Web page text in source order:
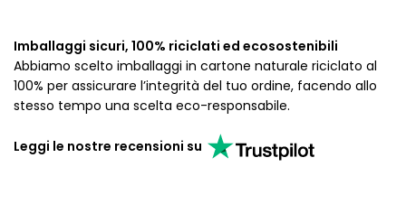
Imballaggi sicuri, 100% riciclati ed ecosostenibili
Abbiamo scelto imballaggi in cartone naturale riciclato al
100% per assicurare l’integrità del tuo ordine, facendo allo
stesso tempo una scelta eco-responsabile.
Leggi le nostre recensioni su